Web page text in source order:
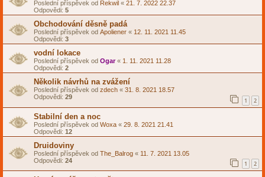
Poslední příspěvek od Rekwil « 21. 7. 2022 22.37
Odpovědi: 5
Obchodování děsně padá
Poslední příspěvek od Apoliener « 12. 11. 2021 11.45
Odpovědi: 3
vodní lokace
Poslední příspěvek od Ogar« 1. 11. 2021 11.28
Odpovědi: 2
Několik návrhů na zvážení
Poslední příspěvek od zdech « 31. 8. 2021 18.57
Odpovědi: 29 1 2
Stabilní den a noc
Poslední příspěvek od Woxa « 29. 8. 2021 21.41
Odpovědi: 12
Druidoviny
Poslední příspěvek od The_Balrog « 11. 7. 2021 13.05
Odpovědi: 24 1 2